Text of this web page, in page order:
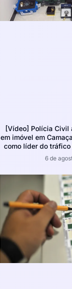
[Vídeo] Polícia Civil
em imóvel em
como líder do
6 de